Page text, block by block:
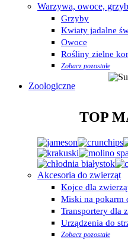
Warzywa, owoce,
Grzyby
Kwiaty jadalne
Owoce
Rośliny zielne
Zobacz pozostałe
Zoologiczne
TOP
Akcesoria do zwierząt
Kojce dla
Miski na pokarm
Transportery dla
Urządzenia do
Zobacz pozostałe